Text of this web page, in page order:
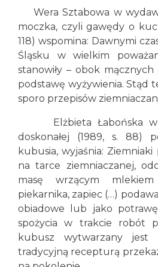
Wera Sztabowa w
moczka, czyli gawędy o
118) wspomina: Dawnymi
Śląsku w wielkim
stanowiły – obok
podstawę wyżywienia. Stąd
sporo przepisów
Elżbieta Łabońska w
doskonałej (1989, s. 88)
kubusia, wyjaśnia:
na tarce ziemniaczanej,
masę wrzącym
piekarnika, zapiec (…)
obiadowe lub jako
spożycia w trakcie robót
kubusz wytwarzany jest
tradycyjną recepturą